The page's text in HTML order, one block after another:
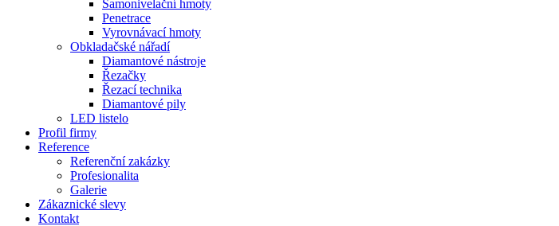
Samonivelační hmoty
Penetrace
Vyrovnávací hmoty
Obkladačské nářadí
Diamantové nástroje
Řezačky
Řezací technika
Diamantové pily
LED listelo
Profil firmy
Reference
Referenční zakázky
Profesionalita
Galerie
Zákaznické slevy
Kontakt